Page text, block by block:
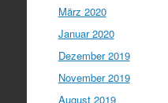
März 2020
Januar 2020
Dezember 2019
November 2019
August 2019